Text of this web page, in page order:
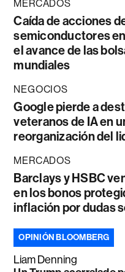
MERCADOS
Caída de acciones
semiconductores
el avance de las
mundiales
NEGOCIOS
Google pierde a
veteranos de IA en
reorganización del
MERCADOS
Barclays y HSBC
en los bonos
inflación por dudas
OPINIÓN BLOOMBERG
Liam Denning